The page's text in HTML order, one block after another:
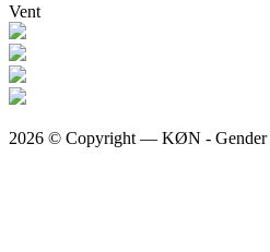
Vent
2026 © Copyright — KØN - Gender